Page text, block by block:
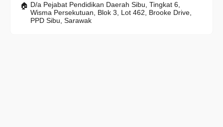
D/a Pejabat Pendidikan Daerah Sibu, Tingkat 6,
Wisma Persekutuan, Blok 3, Lot 462, Brooke Drive,
PPD Sibu, Sarawak